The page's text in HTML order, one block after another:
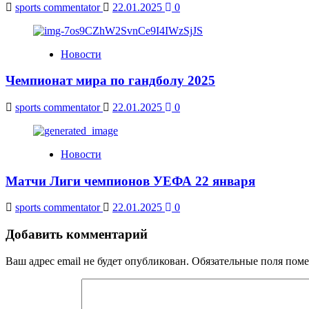
sports commentator 22.01.2025 0
Новости
Чемпионат мира по гандболу 2025
sports commentator 22.01.2025 0
Новости
Матчи Лиги чемпионов УЕФА 22 января
sports commentator 22.01.2025 0
Добавить комментарий
Ваш адрес email не будет опубликован. Обязательные поля